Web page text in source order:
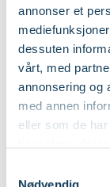
annonser et
dessuten
vårt, med
annonsering og
med annen
eller som de
Nødvendig
KLAR FOR
Ligg i forkant av
globale IoT-SIM-
direkte på
potensialet i dine